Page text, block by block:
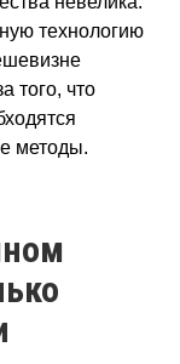
технологию
того, что
методы.